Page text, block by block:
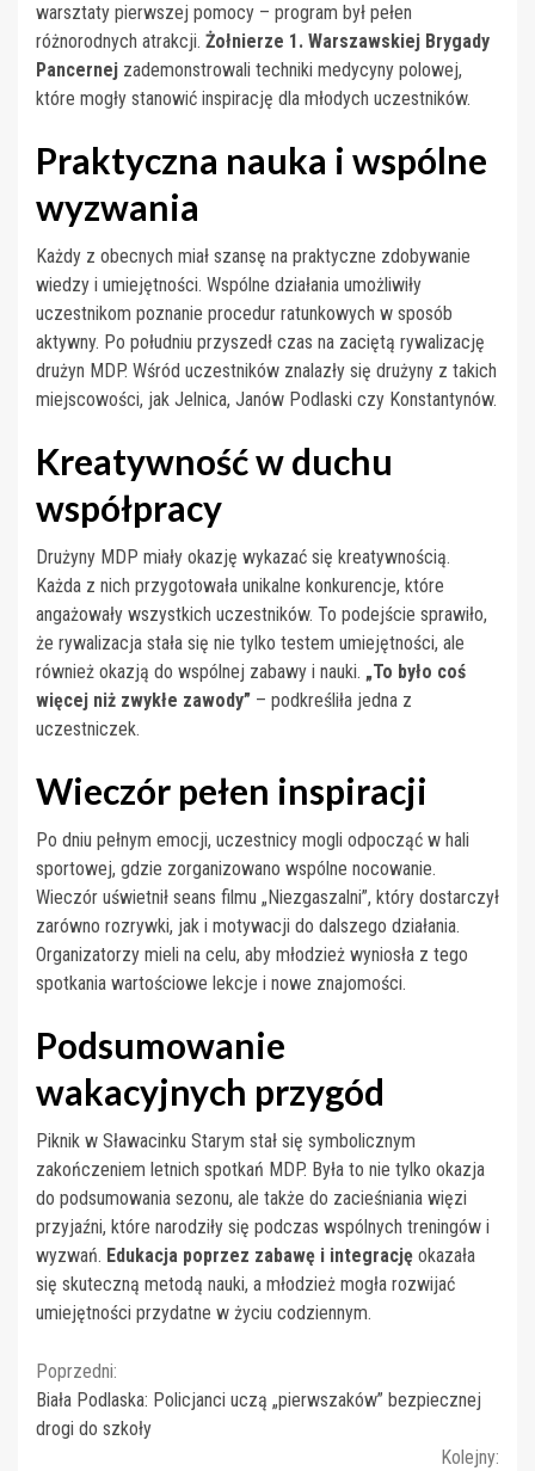
warsztaty pierwszej pomocy – program był pełen
różnorodnych atrakcji. Żołnierze 1. Warszawskiej Brygady
Pancernej zademonstrowali techniki medycyny polowej,
które mogły stanowić inspirację dla młodych uczestników.
Praktyczna nauka i wspólne
wyzwania
Każdy z obecnych miał szansę na praktyczne zdobywanie
wiedzy i umiejętności. Wspólne działania umożliwiły
uczestnikom poznanie procedur ratunkowych w sposób
aktywny. Po południu przyszedł czas na zaciętą rywalizację
drużyn MDP. Wśród uczestników znalazły się drużyny z takich
miejscowości, jak Jelnica, Janów Podlaski czy Konstantynów.
Kreatywność w duchu
współpracy
Drużyny MDP miały okazję wykazać się kreatywnością.
Każda z nich przygotowała unikalne konkurencje, które
angażowały wszystkich uczestników. To podejście sprawiło,
że rywalizacja stała się nie tylko testem umiejętności, ale
również okazją do wspólnej zabawy i nauki. „To było coś
więcej niż zwykłe zawody” – podkreśliła jedna z
uczestniczek.
Wieczór pełen inspiracji
Po dniu pełnym emocji, uczestnicy mogli odpocząć w hali
sportowej, gdzie zorganizowano wspólne nocowanie.
Wieczór uświetnił seans filmu „Niezgaszalni”, który dostarczył
zarówno rozrywki, jak i motywacji do dalszego działania.
Organizatorzy mieli na celu, aby młodzież wyniosła z tego
spotkania wartościowe lekcje i nowe znajomości.
Podsumowanie
wakacyjnych przygód
Piknik w Sławacinku Starym stał się symbolicznym
zakończeniem letnich spotkań MDP. Była to nie tylko okazja
do podsumowania sezonu, ale także do zacieśniania więzi
przyjaźni, które narodziły się podczas wspólnych treningów i
wyzwań. Edukacja poprzez zabawę i integrację okazała
się skuteczną metodą nauki, a młodzież mogła rozwijać
umiejętności przydatne w życiu codziennym.
Continue
Reading
Poprzedni:
Biała Podlaska: Policjanci uczą „pierwszaków” bezpiecznej
drogi do szkoły
Kolejny: